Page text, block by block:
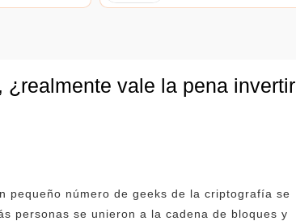
vale la pena invertir
pequeño número de geeks de la criptografía se
personas se unieron a la cadena de bloques y